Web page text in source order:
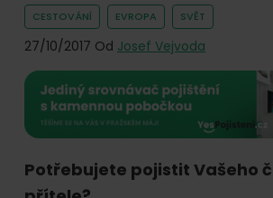
hlavních
pojišťoven
na
trhu.
Vyberte
pojištění
CESTOVÁNÍ EVROPA SVĚT
27/10/2017 Od Josef Vejvoda
Potřebujete pojistit Vašeho